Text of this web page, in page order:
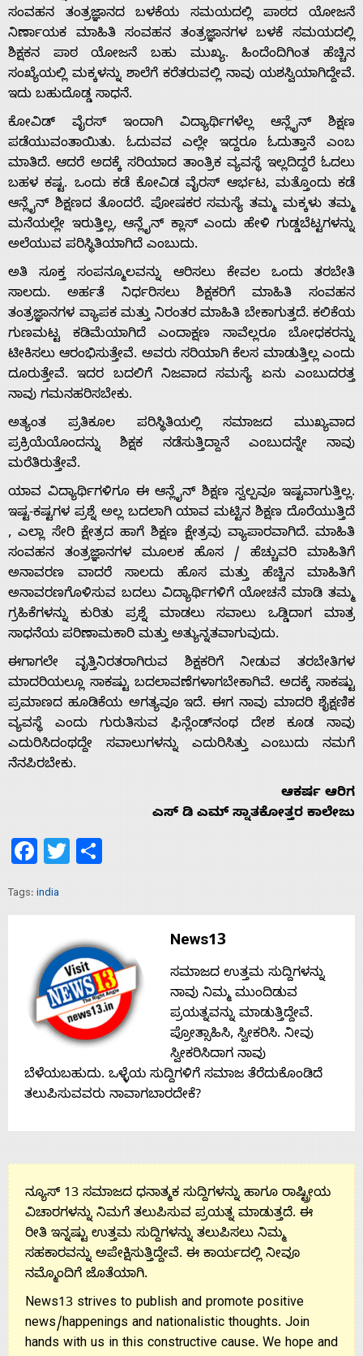
Home
About
Us
Advertise
With
s
Contact
Us
ಸಂವಹನ ತಂತ್ರಜ್ಞಾನದ ಬಳಕೆಯ ಸಮಯದಲ್ಲಿ ಪಾಠದ ಯೋಜನೆ
ನಿರ್ಣಾಯಕ ಮಾಹಿತಿ ಸಂವಹನ ತಂತ್ರಜ್ಞಾನಗಳ ಬಳಕೆ ಸಮಯದಲ್ಲಿ
ಶಿಕ್ಷಕನ ಪಾಠ ಯೋಜನೆ ಬಹು ಮುಖ್ಯ. ಹಿಂದೆಂದಿಗಿಂತ ಹೆಚ್ಚಿನ
ಸಂಖ್ಯೆಯಲ್ಲಿ ಮಕ್ಕಳನ್ನು ಶಾಲೆಗೆ ಕರೆತರುವಲ್ಲಿ ನಾವು ಯಶಸ್ವಿಯಾಗಿದ್ದೇವೆ.
ಇದು ಬಹುದೊಡ್ಡ ಸಾಧನೆ.
ಕೋವಿಡ್ ವೈರಸ್ ಇಂದಾಗಿ ವಿದ್ಯಾರ್ಥಿಗಳೆಲ್ಲ ಆನ್ಲೈನ್ ಶಿಕ್ಷಣ
ಪಡೆಯುವಂತಾಯಿತು. ಓದುವವ ಎಲ್ಲೇ ಇದ್ದರೂ ಓದುತ್ತಾನೆ ಎಂಬ
ಮಾತಿದೆ. ಆದರೆ ಅದಕ್ಕೆ ಸರಿಯಾದ ತಾಂತ್ರಿಕ ವ್ಯವಸ್ಥೆ ಇಲ್ಲದಿದ್ದರೆ ಓದಲು
ಬಹಳ ಕಷ್ಟ. ಒಂದು ಕಡೆ ಕೋವಿಡ ವೈರಸ್ ಆರ್ಭಟ, ಮತ್ತೊಂದು ಕಡೆ
ಆನ್ಲೈನ್ ಶಿಕ್ಷಣದ ತೊಂದರೆ. ಪೋಷಕರ ಸಮಸ್ಯೆ ತಮ್ಮ ಮಕ್ಕಳು ತಮ್ಮ
ಮನೆಯಲ್ಲೇ ಇರುತ್ತಿಲ್ಲ, ಆನ್ಲೈನ್ ಕ್ಲಾಸ್ ಎಂದು ಹೇಳಿ ಗುಡ್ಡಬೆಟ್ಟಗಳನ್ನು
ಅಲೆಯುವ ಪರಿಸ್ಥಿತಿಯಾಗಿದೆ ಎಂಬುದು.
ಅತಿ ಸೂಕ್ತ ಸಂಪನ್ಮೂಲವನ್ನು ಆರಿಸಲು ಕೇವಲ ಒಂದು ತರಬೇತಿ
ಸಾಲದು. ಅರ್ಹತೆ ನಿರ್ಧರಿಸಲು ಶಿಕ್ಷಕರಿಗೆ ಮಾಹಿತಿ ಸಂವಹನ
ತಂತ್ರಜ್ಞಾನಗಳ ವ್ಯಾಪಕ ಮತ್ತು ನಿರಂತರ ಮಾಹಿತಿ ಬೇಕಾಗುತ್ತದೆ. ಕಲಿಕೆಯ
ಗುಣಮಟ್ಟ ಕಡಿಮೆಯಾಗಿದೆ ಎಂದಾಕ್ಷಣ ನಾವೆಲ್ಲರೂ ಬೋಧಕರನ್ನು
ಟೀಕಿಸಲು ಆರಂಭಿಸುತ್ತೇವೆ. ಅವರು ಸರಿಯಾಗಿ ಕೆಲಸ ಮಾಡುತ್ತಿಲ್ಲ ಎಂದು
ದೂರುತ್ತೇವೆ. ಇದರ ಬದಲಿಗೆ ನಿಜವಾದ ಸಮಸ್ಯೆ ಏನು ಎಂಬುದರತ್ತ
ನಾವು ಗಮನಹರಿಸಬೇಕು.
ಅತ್ಯಂತ ಪ್ರತಿಕೂಲ ಪರಿಸ್ಥಿತಿಯಲ್ಲಿ ಸಮಾಜದ ಮುಖ್ಯವಾದ
ಪ್ರಕ್ರಿಯೆಯೊಂದನ್ನು ಶಿಕ್ಷಕ ನಡೆಸುತ್ತಿದ್ದಾನೆ ಎಂಬುದನ್ನೇ ನಾವು
ಮರೆತಿರುತ್ತೇವೆ.
ಯಾವ ವಿದ್ಯಾರ್ಥಿಗಳಿಗೂ ಈ ಆನ್ಲೈನ್ ಶಿಕ್ಷಣ ಸ್ವಲ್ಪವೂ ಇಷ್ಟವಾಗುತ್ತಿಲ್ಲ.
ಇಷ್ಟ-ಕಷ್ಟಗಳ ಪ್ರಶ್ನೆ ಅಲ್ಲ ಬದಲಾಗಿ ಯಾವ ಮಟ್ಟಿನ ಶಿಕ್ಷಣ ದೊರೆಯುತ್ತಿದೆ
, ಎಲ್ಲಾ ಸೇರಿ ಕ್ಷೇತ್ರದ ಹಾಗೆ ಶಿಕ್ಷಣ ಕ್ಷೇತ್ರವು ವ್ಯಾಪಾರವಾಗಿದೆ. ಮಾಹಿತಿ
ಸಂವಹನ ತಂತ್ರಜ್ಞಾನಗಳ ಮೂಲಕ ಹೊಸ / ಹೆಚ್ಚುವರಿ ಮಾಹಿತಿಗೆ
ಅನಾವರಣ ವಾದರೆ ಸಾಲದು ಹೊಸ ಮತ್ತು ಹೆಚ್ಚಿನ ಮಾಹಿತಿಗೆ
ಅನಾವರಣಗೊಳಿಸುವ ಬದಲು ವಿದ್ಯಾರ್ಥಿಗಳಿಗೆ ಯೋಚನೆ ಮಾಡಿ ತಮ್ಮ
ಗ್ರಹಿಕೆಗಳನ್ನು ಕುರಿತು ಪ್ರಶ್ನೆ ಮಾಡಲು ಸವಾಲು ಒಡ್ಡಿದಾಗ ಮಾತ್ರ
ಸಾಧನೆಯ ಪರಿಣಾಮಕಾರಿ ಮತ್ತು ಅತ್ಯುನ್ನತವಾಗುವುದು.
ಈಗಾಗಲೇ ವೃತ್ತಿನಿರತರಾಗಿರುವ ಶಿಕ್ಷಕರಿಗೆ ನೀಡುವ ತರಬೇತಿಗಳ
ಮಾದರಿಯಲ್ಲೂ ಸಾಕಷ್ಟು ಬದಲಾವಣೆಗಳಾಗಬೇಕಾಗಿವೆ. ಅದಕ್ಕೆ ಸಾಕಷ್ಟು
ಪ್ರಮಾಣದ ಹೂಡಿಕೆಯ ಅಗತ್ಯವೂ ಇದೆ. ಈಗ ನಾವು ಮಾದರಿ ಶೈಕ್ಷಣಿಕ
ವ್ಯವಸ್ಥೆ ಎಂದು ಗುರುತಿಸುವ ಫಿನ್ಲೆಂಡ್‌ನಂಥ ದೇಶ ಕೂಡ ನಾವು
ಎದುರಿಸಿದಂಥದ್ದೇ ಸವಾಲುಗಳನ್ನು ಎದುರಿಸಿತ್ತು ಎಂಬುದು ನಮಗೆ
ನೆನಪಿರಬೇಕು.
ಆಕರ್ಷ ಆರಿಗ
ಎಸ್ ಡಿ ಎಮ್ ಸ್ನಾತಕೋತ್ತರ ಕಾಲೇಜು
Facebook
Twitter
Tags: india
News13
ಸಮಾಜದ ಉತ್ತಮ ಸುದ್ದಿಗಳನ್ನು
ನಾವು ನಿಮ್ಮ ಮುಂದಿಡುವ
ಪ್ರಯತ್ನವನ್ನು ಮಾಡುತ್ತಿದ್ದೇವೆ.
ಪ್ರೋತ್ಸಾಹಿಸಿ, ಸ್ವೀಕರಿಸಿ. ನೀವು
ಸ್ವೀಕರಿಸಿದಾಗ ನಾವು
ಬೆಳೆಯಬಹುದು. ಒಳ್ಳೆಯ ಸುದ್ದಿಗಳಿಗೆ ಸಮಾಜ ತೆರೆದುಕೊಂಡಿದೆ
ತಲುಪಿಸುವವರು ನಾವಾಗಬಾರದೇಕೆ?
ನ್ಯೂಸ್ 13 ಸಮಾಜದ ಧನಾತ್ಮಕ ಸುದ್ದಿಗಳನ್ನು ಹಾಗೂ ರಾಷ್ಟ್ರೀಯ
ವಿಚಾರಗಳನ್ನು ನಿಮಗೆ ತಲುಪಿಸುವ ಪ್ರಯತ್ನ ಮಾಡುತ್ತದೆ. ಈ
ರೀತಿ ಇನ್ನಷ್ಟು ಉತ್ತಮ ಸುದ್ದಿಗಳನ್ನು ತಲುಪಿಸಲು ನಿಮ್ಮ
ಸಹಕಾರವನ್ನು ಅಪೇಕ್ಷಿಸುತ್ತಿದ್ದೇವೆ. ಈ ಕಾರ್ಯದಲ್ಲಿ ನೀವೂ
ನಮ್ಮೊಂದಿಗೆ ಜೊತೆಯಾಗಿ.
News13 strives to publish and promote positive
news/happenings and nationalistic thoughts. Join
hands with us in this constructive cause. We hope and